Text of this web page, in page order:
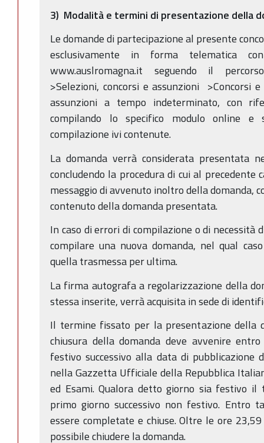
3) Modalità e termini di presentazione della
Le domande di partecipazione al presente
esclusivamente in forma telematica
www.auslromagna.it seguendo il
>Selezioni, concorsi e assunzioni >Concorsi
assunzioni a tempo indeterminato, con
compilando lo specifico modulo online
compilazione ivi contenute.
La domanda verrà considerata presentata
concludendo la procedura di cui al precedente
messaggio di avvenuto inoltro della domanda,
contenuto della domanda presentata.
In caso di errori di compilazione o di necessità
compilare una nuova domanda, nel qual
quella trasmessa per ultima.
La firma autografa a regolarizzazione della
stessa inserite, verrà acquisita in sede di
Il termine fissato per la presentazione della
chiusura della domanda deve avvenire
festivo successivo alla data di pubblicazione
nella Gazzetta Ufficiale della Repubblica
ed Esami. Qualora detto giorno sia festivo
primo giorno successivo non festivo. Entro
essere completate e chiuse. Oltre le ore
possibile chiudere la domanda.